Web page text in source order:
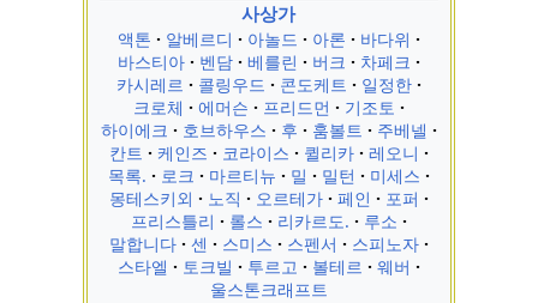
사상가
액톤 알베르디 아놀드 아론
바다위
바스티아
벤담 베를린 버크
차페크
카시레르
콜링우드 콘도케트
일정한
크로체
에머슨 프리드먼
기조토
하이에크
호브하우스 후 훔볼트
주베넬
칸트
케인즈 코라이스 퀼리카
레오니
목록.
로크 마르티뉴 밀 밀턴
미세스
몽테스키외
노직 오르테가 페인
포퍼
프리스틀리
롤스 리카르도.
루소
말합니다
센 스미스 스펜서
스피노자
스타엘
토크빌 투르고 볼테르
웨버
울스톤크래프트